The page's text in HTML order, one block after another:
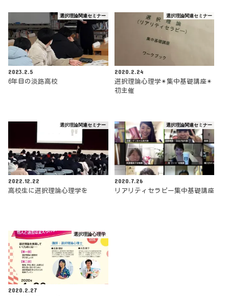
選択理論関連セミナー
2023.2.5
6年目の淡路高校
選択理論関連セミナー
2020.2.24
選択理論心理学✴︎集中基礎講座✴︎
初主催
選択理論関連セミナー
2022.12.22
高校生に選択理論心理学を
選択理論関連セミナー
2020.7.26
リアリティセラピー集中基礎講座
選択理論心理学
2020.2.27